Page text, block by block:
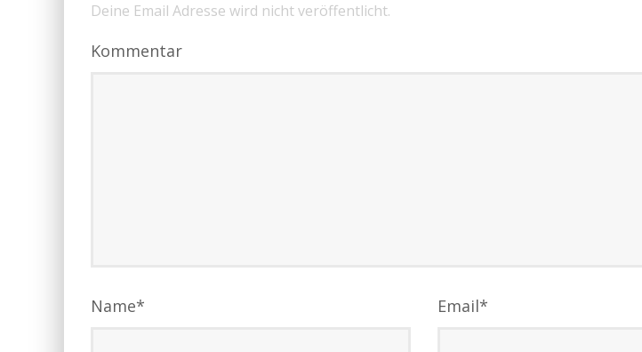
Deine Email Adresse wird nicht veröffentlicht.
Kommentar
Name* Email*